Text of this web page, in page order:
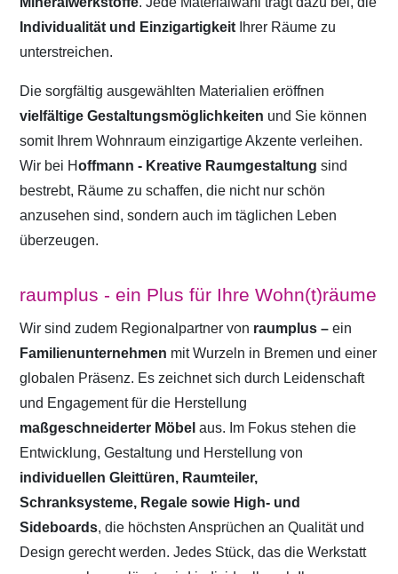
Individualität und Einzigartigkeit Ihrer Räume zu
unterstreichen.
Die sorgfältig ausgewählten Materialien eröffnen
vielfältige Gestaltungsmöglichkeiten und Sie können
somit Ihrem Wohnraum einzigartige Akzente verleihen.
Wir bei Hoffmann - Kreative Raumgestaltung sind
bestrebt, Räume zu schaffen, die nicht nur schön
anzusehen sind, sondern auch im täglichen Leben
überzeugen.
raumplus - ein Plus für Ihre Wohn(t)räume
Wir sind zudem Regionalpartner von raumplus – ein
Familienunternehmen mit Wurzeln in Bremen und einer
globalen Präsenz. Es zeichnet sich durch Leidenschaft
und Engagement für die Herstellung
maßgeschneiderter Möbelaus. Im Fokus stehen die
Entwicklung, Gestaltung und Herstellung von
individuellen Gleittüren, Raumteiler,
Schranksysteme, Regale sowie High- und
Sideboards, die höchsten Ansprüchen an Qualität und
Design gerecht werden. Jedes Stück, das die Werkstatt